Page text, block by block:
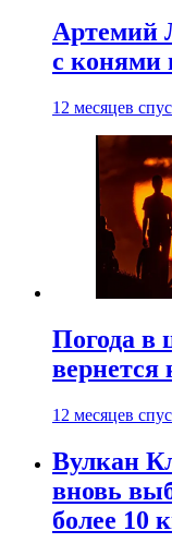
Артемий
с конями
12 месяцев
Погода в
12 месяцев
Вулкан
вновь
более 10